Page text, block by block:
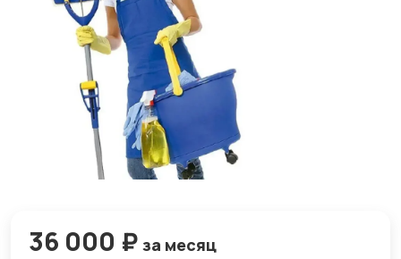
36 000 ₽ за месяц